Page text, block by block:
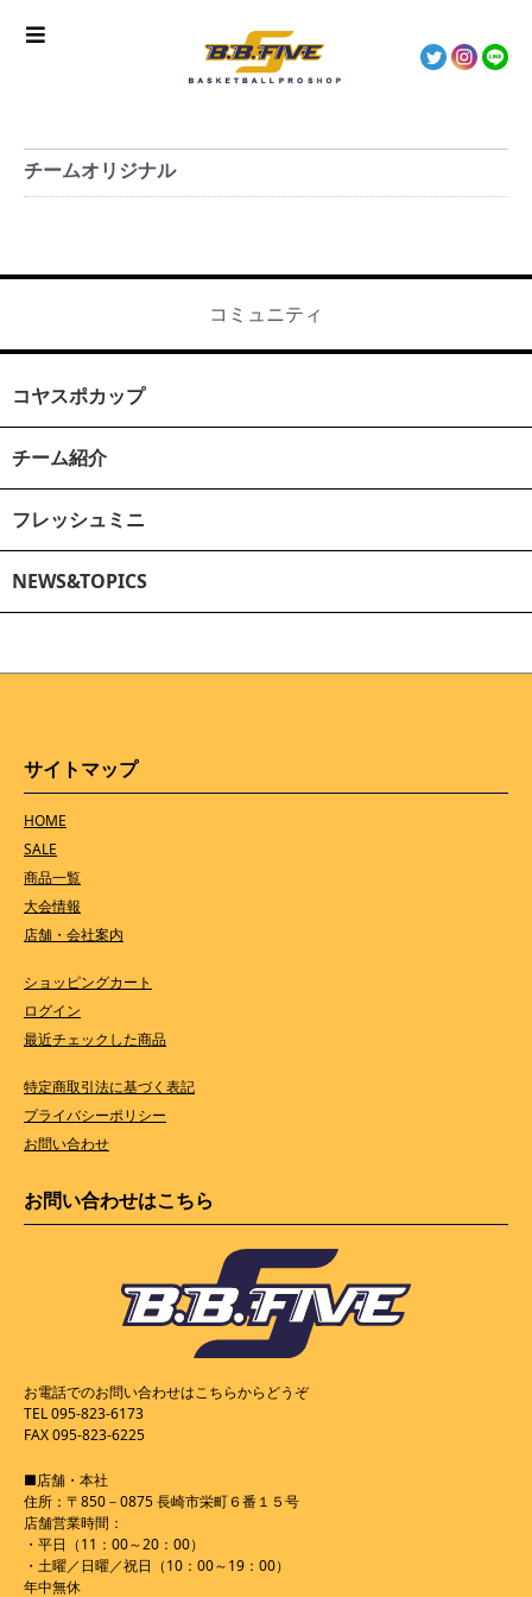
コミュニティ
コヤスポカップ
チーム紹介
フレッシュミニ
NEWS&TOPICS
チームオリジナル
サイトマップ
HOME
SALE
商品一覧
大会情報
店舗・会社案内
ショッピングカート
ログイン
最近チェックした商品
特定商取引法に基づく表記
プライバシーポリシー
お問い合わせ
お問い合わせはこちら
お電話でのお問い合わせはこちらからどうぞ
TEL 095-823-6173
FAX 095-823-6225
■店舗・本社
住所：〒850－0875 長崎市栄町６番１５号
店舗営業時間：
・平日（11：00～20：00）
・土曜／日曜／祝日（10：00～19：00）
年中無休